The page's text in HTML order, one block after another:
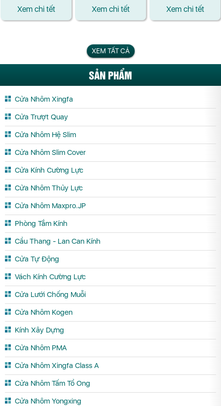
Xem chi tết
Xem chi tết
Xem chi tết
XEM TẤT CẢ
SẢN PHẨM
Cửa Nhôm Xingfa
Cửa Trượt Quay
Cửa Nhôm Hệ Slim
Cửa Nhôm Slim Cover
Cửa Kính Cường Lực
Cửa Nhôm Thủy Lực
Cửa Nhôm Maxpro.JP
Phòng Tắm Kính
Cầu Thang - Lan Can Kính
Cửa Tự Động
Vách Kính Cường Lực
Cửa Lưới Chống Muỗi
Cửa Nhôm Kogen
Kính Xây Dựng
Cửa Nhôm PMA
Cửa Nhôm Xingfa Class A
Cửa Nhôm Tấm Tổ Ong
Cửa Nhôm Yongxing